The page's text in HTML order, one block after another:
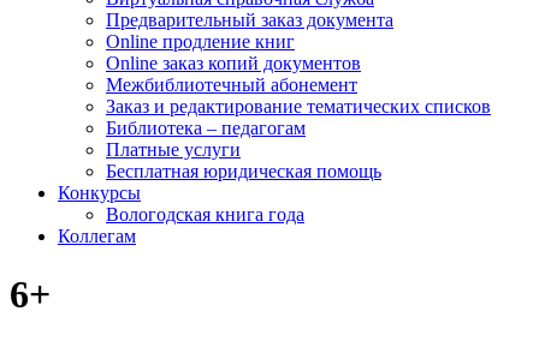
Предварительный заказ документа
Online продление книг
Online заказ копий документов
Межбиблиотечный абонемент
Заказ и редактирование тематических списков
Библиотека – педагогам
Платные услуги
Бесплатная юридическая помощь
Конкурсы
Вологодская книга года
Коллегам
6+